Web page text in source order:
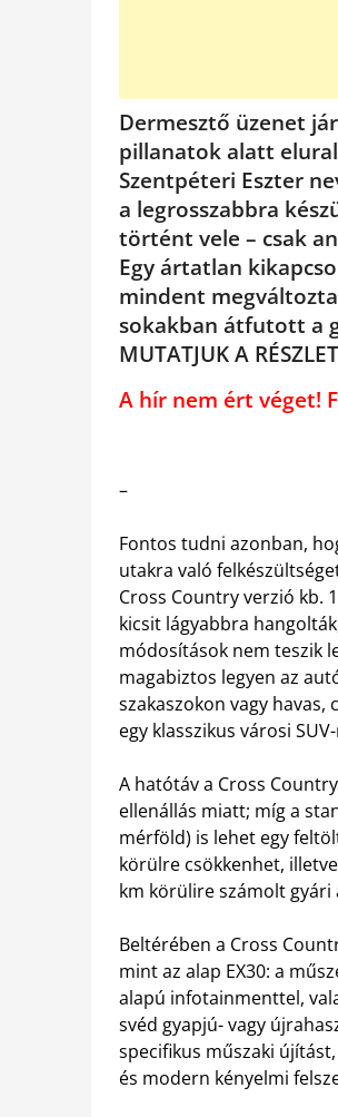
Dermesztő üzenet
pillanatok alatt
Szentpéteri Eszter
a legrosszabbra
történt vele – csak
Egy ártatlan
mindent
sokakban átfutott a
MUTATJUK A
A hír nem ért véget!
–
Fontos tudni azonban,
utakra való
Cross Country verzió kb.
kicsit lágyabbra
módosítások nem teszik
magabiztos legyen az
szakaszokon vagy
egy klasszikus városi
A hatótáv a Cross
ellenállás miatt; míg a
mérföld) is lehet egy
körülre csökkenhet,
km körülire számolt gyári
Beltérében a Cross
mint az alap EX30: a
alapú infotainmenttel,
svéd gyapjú- vagy
specifikus műszaki
és modern kényelmi